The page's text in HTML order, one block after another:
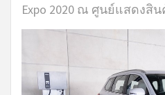
Expo 2020 ณ ศูนย์แสดงสิ